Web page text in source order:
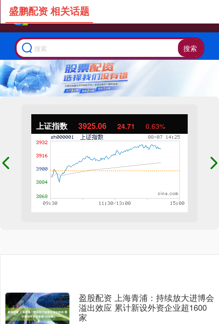
搜索
上证指数 3925.06 24.71 0.63%
盛鹏配资 相关话题
盈股配资 上海青浦：持续放大进博会
溢出效应 累计新设外资企业超1600
家